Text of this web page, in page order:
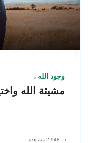
وجود الله
مشيئة الله
2,948 مشاهدة